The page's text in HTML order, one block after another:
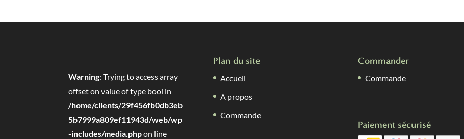
Warning: Trying to access array
offset on value of type bool in
/home/clients/29f456fb0db3eb
5b7999a809ef11943d/web/wp
-includes/media.phpon line
Plan du site
Accueil
A propos
Commande
Commander
Commande
Paiement sécurisé